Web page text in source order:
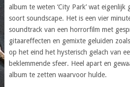
album te weten ‘City Park’ wat
soort soundscape. Het is een vier
soundtrack van een horrorfilm met
gitaareffecten en gemixte geluiden
op het eind het hysterisch gelach van
beklemmende sfeer. Heel apart en
album te zetten waarvoor hulde.